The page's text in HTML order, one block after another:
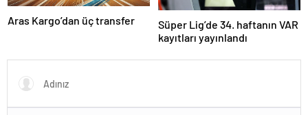
Aras Kargo’dan üç transfer
Süper Lig’de 34. haftanın VAR
kayıtları yayınlandı